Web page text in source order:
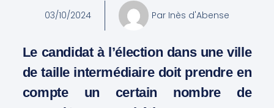
03/10/2024 Par Inès d'Abense
Le candidat à l’élection dans une ville
de taille intermédiaire doit prendre en
compte un certain nombre de